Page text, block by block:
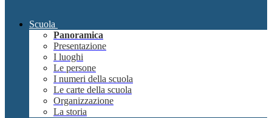
Scuola
Panoramica
Presentazione
I luoghi
Le persone
I numeri della scuola
Le carte della scuola
Organizzazione
La storia